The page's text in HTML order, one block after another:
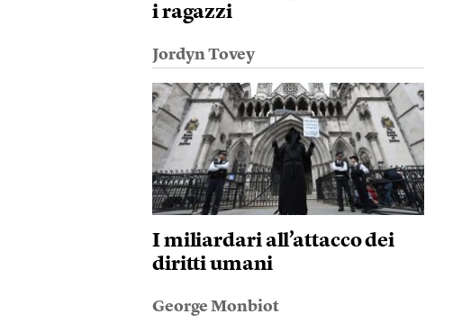
i ragazzi
Jordyn Tovey
I miliardari all’attacco dei
diritti umani
George Monbiot